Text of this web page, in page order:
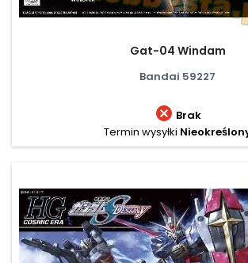
Gat-04 Windam
Bandai 59227
 Brak
Termin wysyłki